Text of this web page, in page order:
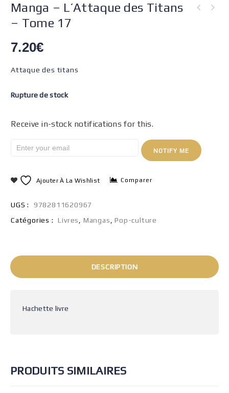
Manga – L’Attaque des Titans
– Tome 17
7.20€
Attaque des titans
Rupture de stock
Receive in-stock notifications for this.
NOTIFY ME
Ajouter À La Wishlist Comparer
UGS :
9782811620967
Catégories :
Livres Mangas ,Pop-culture
DESCRIPTION
Hachette livre
PRODUITS SIMILAIRES